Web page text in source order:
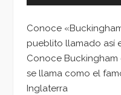
Conoce
pueblito llamado así
Conoce
se llama como el
Inglaterra